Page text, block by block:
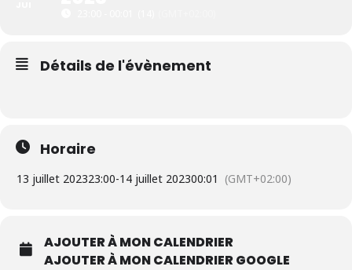
Détails de l'évènement
Horaire
13 juillet 202323:00-14 juillet 202300:01 (GMT+02:00)
AJOUTER À MON CALENDRIER
AJOUTER À MON CALENDRIER GOOGLE